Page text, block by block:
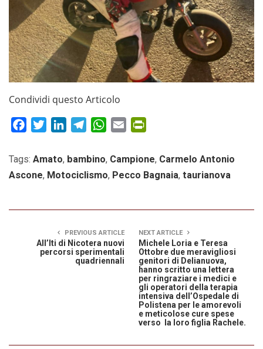
Condividi questo Articolo
FacebookTwitterLinkedInTelegramWhatsApp
Email
Tags: Amato, bambino, Campione, Carmelo Antonio
Ascone, Motociclismo, Pecco Bagnaia, taurianova
PREVIOUS ARTICLE
All’Iti di Nicotera nuovi
percorsi sperimentali
quadriennali
NEXT ARTICLE
Michele Loria e Teresa
Ottobre due meravigliosi
genitori di Delianuova,
hanno scritto una lettera
per ringraziare i medici e
gli operatori della terapia
intensiva dell’Ospedale di
Polistena per le amorevoli
e meticolose cure spese
verso la loro figlia Rachele.